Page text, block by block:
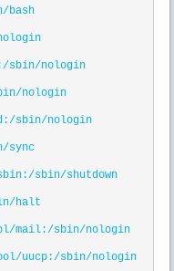
bash
:/sbin/nologin
nologin
:/sbin/nologin
sync
:/sbin/shutdown
halt
mail :/sbin/nologin
uucp :/sbin/nologin